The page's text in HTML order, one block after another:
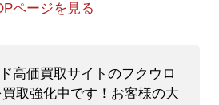
ページを見る
高価買取サイトのフクウロ
取強化中です！ お客様の大